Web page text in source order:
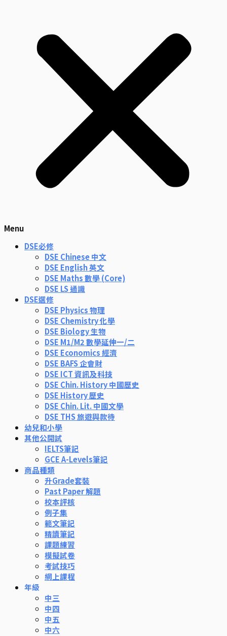
Menu
DSE必修
DSE Chinese 中文
DSE English 英文
DSE Maths 數學 (Core)
DSE LS 通識
DSE選修
DSE Physics 物理
DSE Chemistry 化學
DSE Biology 生物
DSE M1/M2 數學延伸一/二
DSE Economics 經濟
DSE BAFS 企會財
DSE ICT 資訊及科技
DSE Chin. History 中國歷史
DSE History 歷史
DSE Chin. Lit. 中國文學
DSE THS 旅遊與款待
幼兒和小學
其他公開試
IELTS筆記
GCE A-Levels筆記
商品種類
升Grade套裝
Past Paper 解題
校本評核
例子集
範文筆記
精讀筆記
課題練習
模擬試卷
考試技巧
網上課程
年級
中三
中四
中五
中六